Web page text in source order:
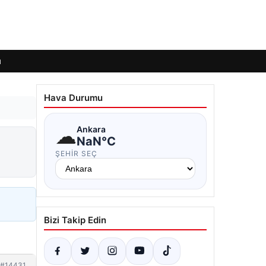
Hava Durumu
☁Ankara
NaN°C
ŞEHIR SEÇ
Bizi Takip Edin